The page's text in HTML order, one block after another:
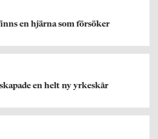
en hjärna som försöker
en helt ny yrkeskår